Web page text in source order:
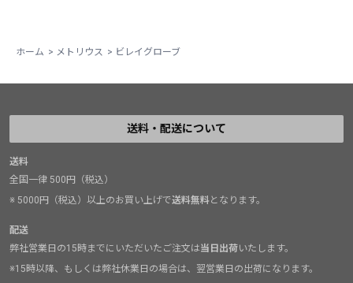
ホーム > メトリウス > ビレイグローブ
送料・配送について
送料
全国一律 500円（税込）
※ 5000円（税込）以上のお買い上げで送料無料となります。
配送
弊社営業日の15時までにいただいたご注文は当日出荷いたします。
※15時以降、もしくは弊社休業日の場合は、翌営業日の出荷になります。